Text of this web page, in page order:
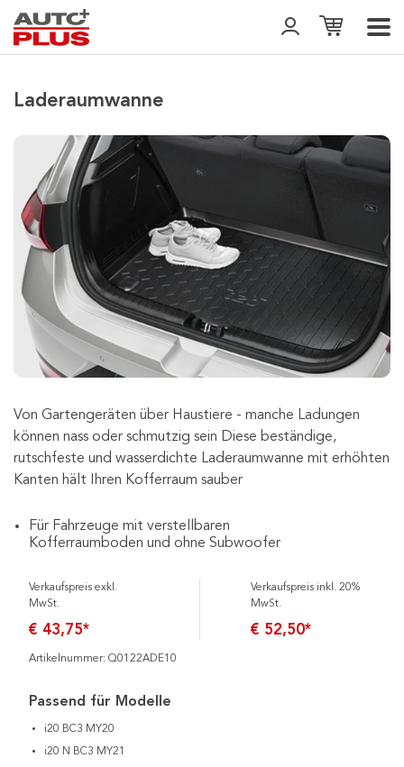
Laderaumwanne
Von Gartengeräten über Haustiere - manche Ladungen
können nass oder schmutzig sein Diese beständige,
rutschfeste und wasserdichte Laderaumwanne mit erhöhten
Kanten hält Ihren Kofferraum sauber
Für Fahrzeuge mit verstellbaren
Kofferraumboden und ohne Subwoofer
Verkaufspreis exkl.
MwSt.
€ 43,75*
Verkaufspreis inkl. 20%
MwSt.
€ 52,50*
Artikelnummer: Q0122ADE10
Passend für Modelle
i20 BC3 MY20
i20 N BC3 MY21